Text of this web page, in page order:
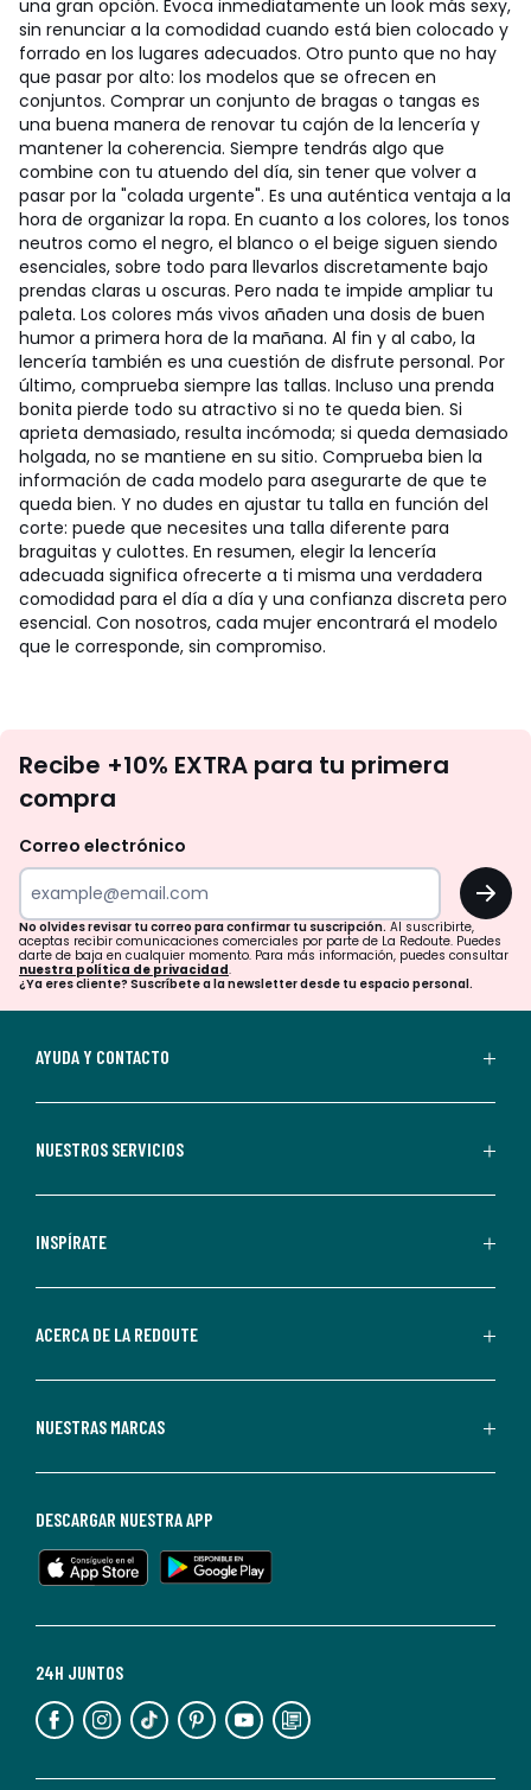
una gran opción. Evoca inmediatamente un look más sexy,
sin renunciar a la comodidad cuando está bien colocado y
forrado en los lugares adecuados. Otro punto que no hay
que pasar por alto: los modelos que se ofrecen en
conjuntos. Comprar un conjunto de bragas o tangas es
una buena manera de renovar tu cajón de la lencería y
mantener la coherencia. Siempre tendrás algo que
combine con tu atuendo del día, sin tener que volver a
pasar por la "colada urgente". Es una auténtica ventaja a la
hora de organizar la ropa. En cuanto a los colores, los tonos
neutros como el negro, el blanco o el beige siguen siendo
esenciales, sobre todo para llevarlos discretamente bajo
prendas claras u oscuras. Pero nada te impide ampliar tu
paleta. Los colores más vivos añaden una dosis de buen
humor a primera hora de la mañana. Al fin y al cabo, la
lencería también es una cuestión de disfrute personal. Por
último, comprueba siempre las tallas. Incluso una prenda
bonita pierde todo su atractivo si no te queda bien. Si
aprieta demasiado, resulta incómoda; si queda demasiado
holgada, no se mantiene en su sitio. Comprueba bien la
información de cada modelo para asegurarte de que te
queda bien. Y no dudes en ajustar tu talla en función del
corte: puede que necesites una talla diferente para
braguitas y culottes. En resumen, elegir la lencería
adecuada significa ofrecerte a ti misma una verdadera
comodidad para el día a día y una confianza discreta pero
esencial. Con nosotros, cada mujer encontrará el modelo
que le corresponde, sin compromiso.
te
tu
para
confirmar
tu
suscripción.
aceptas
comerciales
personalizadas
parte
Redoute.
de
en
cualquier
Para
información,
puedes
Recibe +10% EXTRA para tu primera
compra
Correo electrónico
OK
No olvides revisar tu correo para confirmar tu suscripción. Al suscribirte,
aceptas recibir comunicaciones comerciales por parte de La Redoute. Puedes
darte de baja en cualquier momento. Para más información, puedes consultar
nuestra política de privacidad.
¿Ya eres cliente? Suscríbete a la newsletter desde tu espacio personal.
AYUDA Y CONTACTO
NUESTROS SERVICIOS
INSPÍRATE
ACERCA DE LA REDOUTE
NUESTRAS MARCAS
24H JUNTOS
DESCARGAR NUESTRA APP